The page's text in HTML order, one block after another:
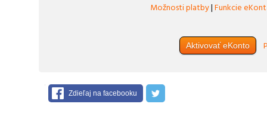
Možnosti platby|Funkcie
Aktivovať eKonto
Zdieľaj na facebooku